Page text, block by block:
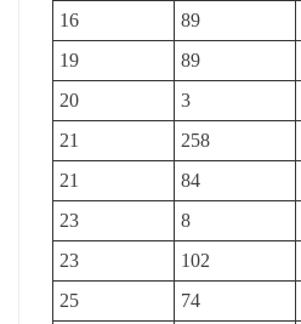
16
89
19
89
20
3
21
258
21
84
23
8
23
102
25
74